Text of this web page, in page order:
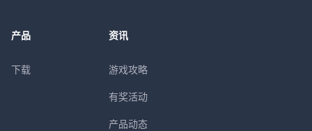
产品
下载
资讯
游戏攻略
有奖活动
产品动态